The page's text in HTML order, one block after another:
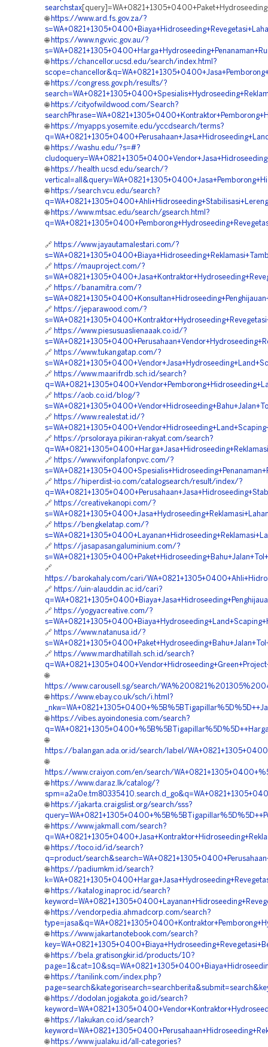
searchstax
🌐 https://www.ard.fs.gov.za/?
🌐 https://www.ngv.vic.gov.au/?
🌐 https://chancellor.ucsd.edu/search/index.html?
🌐 https://congress.gov.ph/results/?
🌐 https://cityofwildwood.com/Search?
🌐 https://myapps.yosemite.edu/yccdsearch/terms?
🌐 https://washu.edu/?s=#?
🌐 https://health.ucsd.edu/search/?
🌐 https://search.vcu.edu/search?
🌐 https://www.mtsac.edu/search/gsearch.html?
🔗 https://www.jayautamalestari.com/?
🔗 https://mauproject.com/?
🔗 https://banamitra.com/?
🔗 https://jeparawood.com/?
🔗 https://www.piesusuaslienaaak.co.id/?
🔗 https://www.tukangatap.com/?
🔗 https://www.maarifrdb.sch.id/search?
🔗 https://aob.co.id/blog/?
🔗 https://www.realestat.id/?
🔗 https://prsoloraya.pikiran-rakyat.com/search?
🔗 https://www.vifonplafonpvc.com/?
🔗 https://hiperdist-io.com/catalogsearch/result/index/?
🔗 https://creativekanopi.com/?
🔗 https://bengkelatap.com/?
🔗 https://jasapasangaluminium.com/?
🔗
https://barokahaly.com/cari/
🔗 https://uin-alauddin.ac.id/cari?
🔗 https://yogyacreative.com/?
🔗 https://www.natanusa.id/?
🔗 https://www.mardhatillah.sch.id/search?
🌐
https://www.carousell.sg/search/
🌐 https://www.ebay.co.uk/sch/i.html?
🌐 https://vibes.ayoindonesia.com/search?
🌐
https://balangan.ada.or.id/search/label/
🌐
https://www.craiyon.com/en/search/
🌐 https://www.daraz.lk/catalog/?
🌐 https://jakarta.craigslist.org/search/sss?
🌐 https://www.jakmall.com/search?
🌐 https://toco.id/id/search?
q=product/
🌐 https://padiumkm.id/search?
🌐 https://katalog.inaproc.id/search?
🌐 https://vendorpedia.ahmadcorp.com/search?
🌐 https://www.jakartanotebook.com/search?
🌐 https://bela.gratisongkir.id/products/10?
🌐 https://tanilink.com/index.php?
🌐 https://dodolan.jogjakota.go.id/search?
🌐 https://lakukan.co.id/search?
🌐 https://www.jualaku.id/all-categories?